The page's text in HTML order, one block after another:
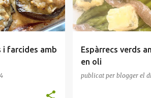
i farcides amb
Espàrrecs verds
en oli
publicat per blogger el